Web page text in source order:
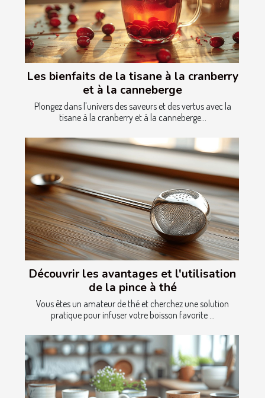
Les bienfaits de la tisane à la cranberry
et à la canneberge
Plongez dans l'univers des saveurs et des vertus avec la
tisane à la cranberry et à la canneberge...
Découvrir les avantages et l'utilisation
de la pince à thé
Vous êtes un amateur de thé et cherchez une solution
pratique pour infuser votre boisson favorite ...